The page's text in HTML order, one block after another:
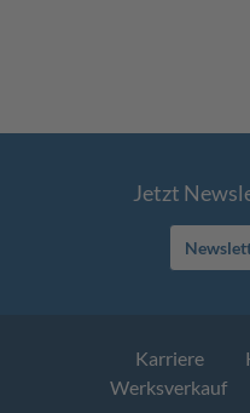
Jetzt
Karriere
Werksverkauf